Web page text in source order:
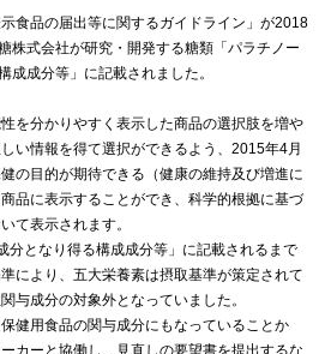
食品の届出等に関するガイドライン」が2018
株式会社が研究・開発する糖類「パラチノー
成成分等」に記載されました。
を分かりやすく表示した商品の選択肢を増や
い情報を得て選択ができるよう、2015年4月
の目的が期待できる（健康の維持及び増進に
品に表示することができ、科学的根拠に基づ
て表示されます。
分となり得る構成成分等」に記載されるまで
により、五大栄養素は摂取基準が策定されて
与成分の対象外となっていました。
健用食品の関与成分にもなっていることか
カーと協働し、見直しの要望書を提出するな